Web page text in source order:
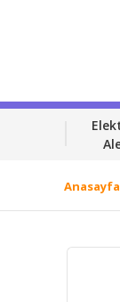
Anasayfa